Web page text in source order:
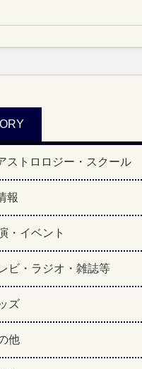
ストロロジー・スクール
報
・イベント
ビ・ラジオ・雑誌等
ズ
他